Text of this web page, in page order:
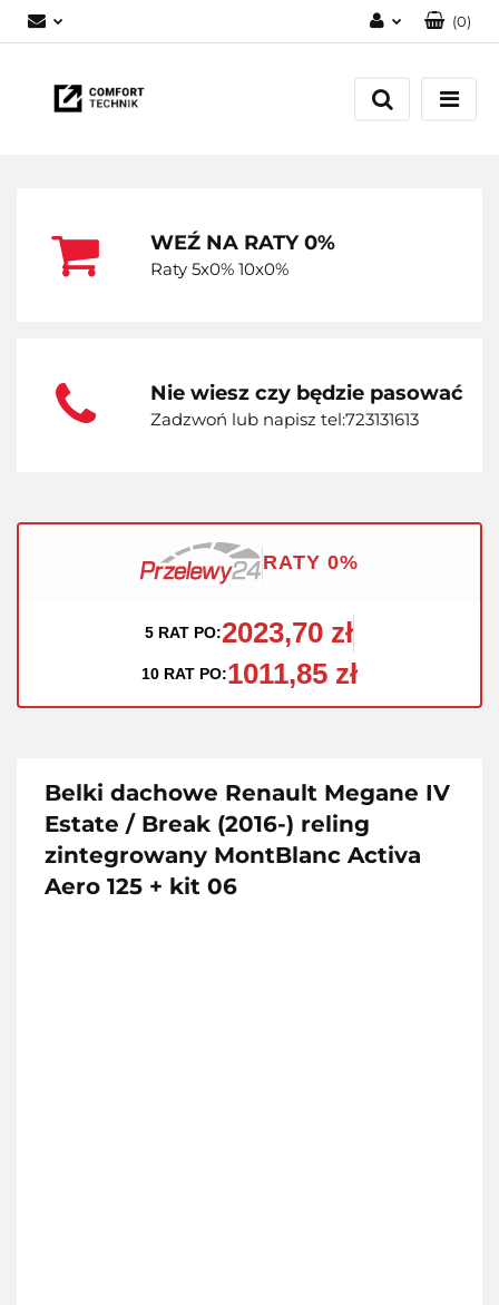
Zaloguj się
Zarejestruj się
(0)
WEŹ NA RATY 0%
Raty 5x0% 10x0%
Nie wiesz czy będzie pasować
Zadzwoń lub napisz tel:723131613
RATY 0%
5 RAT PO:2023,70 zł
10 RAT PO:1011,85 zł
Belki dachowe Renault Megane IV
Estate / Break (2016-) reling
zintegrowany MontBlanc Activa
Aero 125 + kit 06